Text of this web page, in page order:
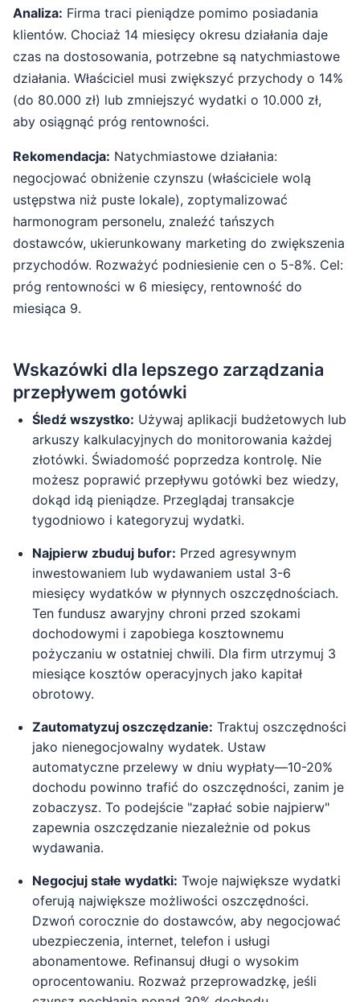
Analiza: Firma traci pieniądze pomimo posiadania
klientów. Chociaż 14 miesięcy okresu działania daje
czas na dostosowania, potrzebne są natychmiastowe
działania. Właściciel musi zwiększyć przychody o 14%
(do 80.000 zł) lub zmniejszyć wydatki o 10.000 zł,
aby osiągnąć próg rentowności.
Rekomendacja: Natychmiastowe działania:
negocjować obniżenie czynszu (właściciele wolą
ustępstwa niż puste lokale), zoptymalizować
harmonogram personelu, znaleźć tańszych
dostawców, ukierunkowany marketing do zwiększenia
przychodów. Rozważyć podniesienie cen o 5-8%. Cel:
próg rentowności w 6 miesięcy, rentowność do
miesiąca 9.
Wskazówki dla lepszego zarządzania
przepływem gotówki
Śledź wszystko: Używaj aplikacji budżetowych lub
arkuszy kalkulacyjnych do monitorowania każdej
złotówki. Świadomość poprzedza kontrolę. Nie
możesz poprawić przepływu gotówki bez wiedzy,
dokąd idą pieniądze. Przeglądaj transakcje
tygodniowo i kategoryzuj wydatki.
Najpierw zbuduj bufor: Przed agresywnym
inwestowaniem lub wydawaniem ustal 3-6
miesięcy wydatków w płynnych oszczędnościach.
Ten fundusz awaryjny chroni przed szokami
dochodowymi i zapobiega kosztownemu
pożyczaniu w ostatniej chwili. Dla firm utrzymuj 3
miesiące kosztów operacyjnych jako kapitał
obrotowy.
Zautomatyzuj oszczędzanie: Traktuj oszczędności
jako nienegocjowalny wydatek. Ustaw
automatyczne przelewy w dniu wypłaty—10-20%
dochodu powinno trafić do oszczędności, zanim je
zobaczysz. To podejście "zapłać sobie najpierw"
zapewnia oszczędzanie niezależnie od pokus
wydawania.
Negocjuj stałe wydatki: Twoje największe wydatki
oferują największe możliwości oszczędności.
Dzwoń corocznie do dostawców, aby negocjować
ubezpieczenia, internet, telefon i usługi
abonamentowe. Refinansuj długi o wysokim
oprocentowaniu. Rozważ przeprowadzkę, jeśli